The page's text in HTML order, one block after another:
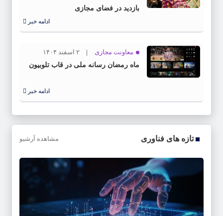
بازدید در فضای مجازی
ادامه خبر
معاونت مجازی
۲ اسفند ۱۴۰۴
ماه رمضان رسانه ملی در قاب تلوبیون
ادامه خبر
تازه های فناوری مشاهده آرشیو